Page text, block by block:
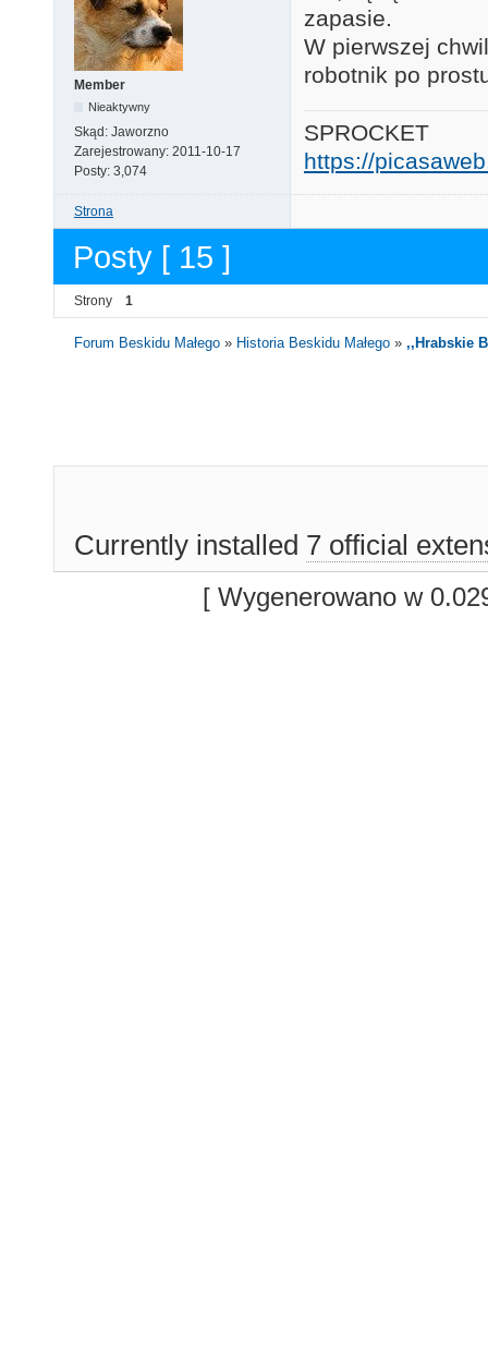
Member
Nieaktywny
Skąd: Jaworzno
Zarejestrowany: 2011-10-17
Posty: 3,074
zapasie.
W pierwszej
robotnik po
SPROCKET
https://
Strona
Posty [ 15 ]
Strony 1
Forum Beskidu Małego » Historia Beskidu Małego »,,Hrabskie
Currently installed 7 official
[ Wygenerowano w